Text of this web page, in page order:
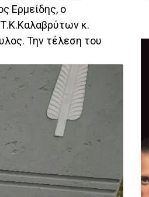
Ερμείδης, ο
κ.
Την τέλεση του